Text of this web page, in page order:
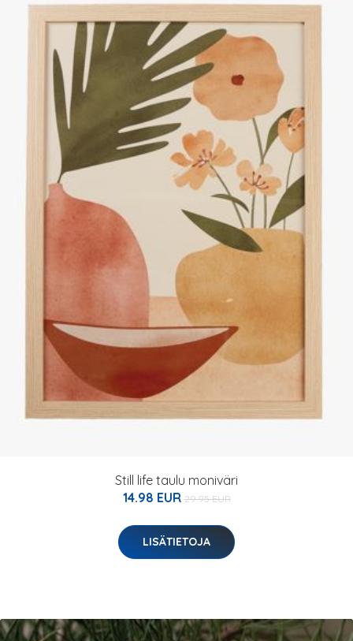
Still life taulu moniväri
14.98 EUR 29.95 EUR
LISÄTIETOJA